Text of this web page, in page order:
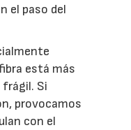
el paso del
está más
Si
provocamos
con el